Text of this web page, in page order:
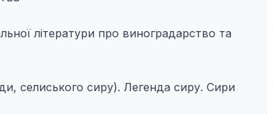
літератури про виноградарство та
селиського сиру). Легенда сиру. Сири